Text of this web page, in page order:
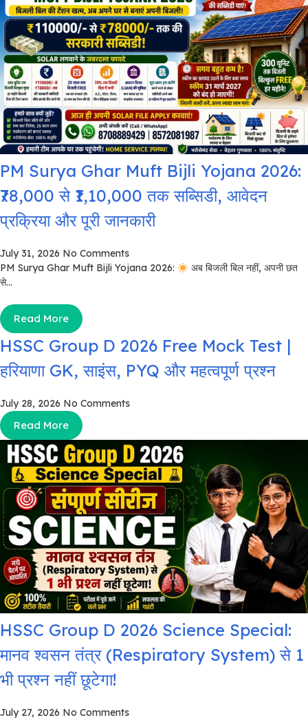
PM Surya Ghar Muft Bijli Yojana 2026:
₹78,000 से ₹1,10,000 तक सब्सिडी, आवेदन
प्रक्रिया और पूरी जानकारी
July 31, 2026 No Comments
PM Surya Ghar Muft Bijli Yojana 2026:
अब बिजली बिल नहीं, अपनी छत
से...
Read More
HSSC Group D 2026 Free Mock Test |
हरियाणा GK, साइंस, PYQ और महत्वपूर्ण प्रश्न
July 28, 2026 No Comments
Read More
HSSC Group D 2026 Science Special:
मानव श्वसन तंत्र (Respiratory System) से 1
भी प्रश्न नहीं छूटेगा!
July 27, 2026 No Comments